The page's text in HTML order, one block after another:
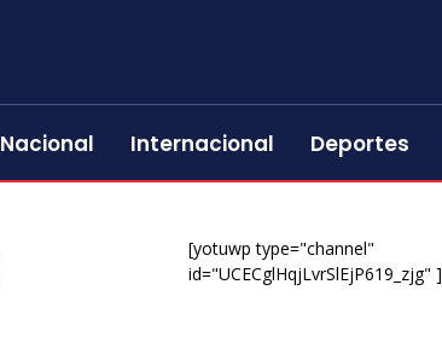
Nacional Internacional Deportes
[yotuwp type="channel"
id="UCECglHqjLvrSlEjP619_zjg" ]